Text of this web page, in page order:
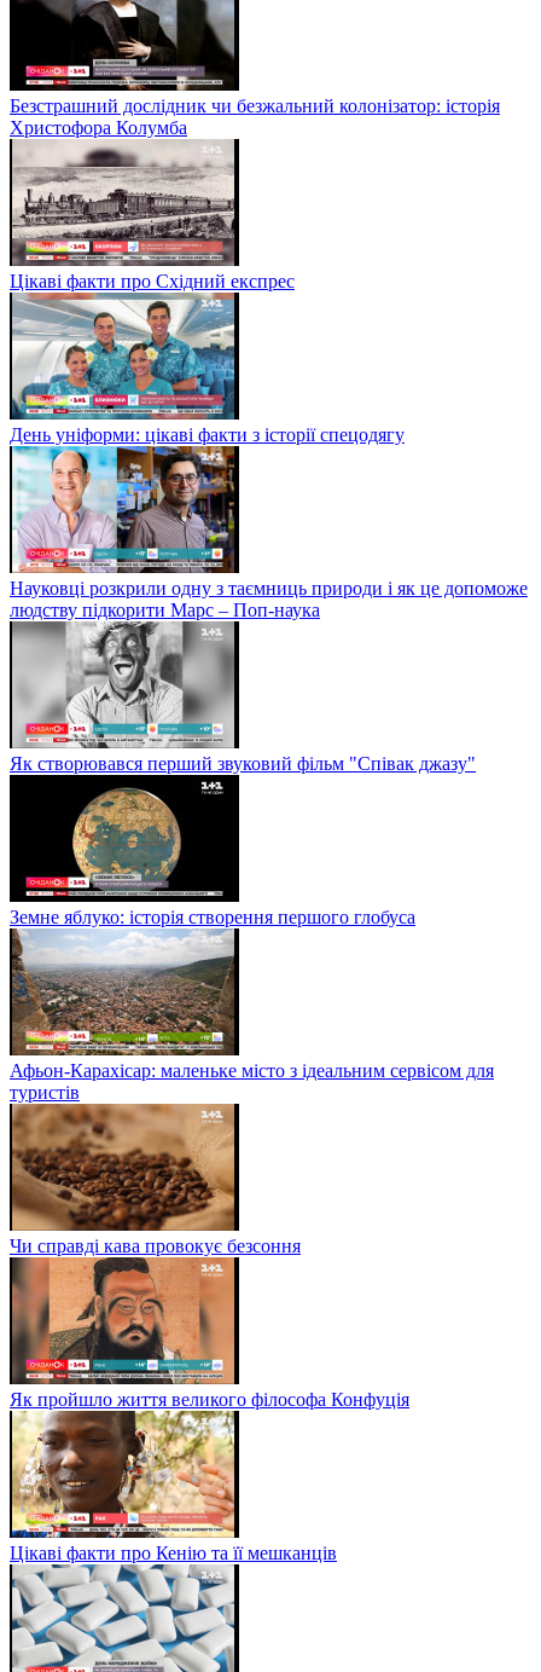
Безстрашний дослідник чи безжальний колонізатор: історія
Христофора Колумба
Цікаві факти про Східний експрес
День уніформи: цікаві факти з історії спецодягу
Науковці розкрили одну з таємниць природи і як це допоможе
людству підкорити Марс – Поп-наука
Як створювався перший звуковий фільм "Співак джазу"
Земне яблуко: історія створення першого глобуса
Афьон-Карахісар: маленьке місто з ідеальним сервісом для
туристів
Чи справді кава провокує безсоння
Як пройшло життя великого філософа Конфуція
Цікаві факти про Кенію та її мешканців